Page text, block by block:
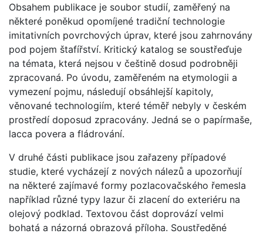
Obsahem publikace je soubor studií, zaměřený na
některé poněkud opomíjené tradiční technologie
imitativních povrchových úprav, které jsou zahrnovány
pod pojem štafířství. Kritický katalog se soustřeďuje
na témata, která nejsou v češtině dosud podrobněji
zpracovaná. Po úvodu, zaměřeném na etymologii a
vymezení pojmu, následují obsáhlejší kapitoly,
věnované technologiím, které téměř nebyly v českém
prostředí doposud zpracovány. Jedná se o papírmaše,
lacca povera a fládrování.
V druhé části publikace jsou zařazeny případové
studie, které vycházejí z nových nálezů a upozorňují
na některé zajímavé formy pozlacovačského řemesla
například různé typy lazur či zlacení do exteriéru na
olejový podklad. Textovou část doprovází velmi
bohatá a názorná obrazová příloha. Soustředěné